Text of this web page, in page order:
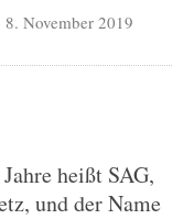
8. November 2019
heißt SAG,
und der Name